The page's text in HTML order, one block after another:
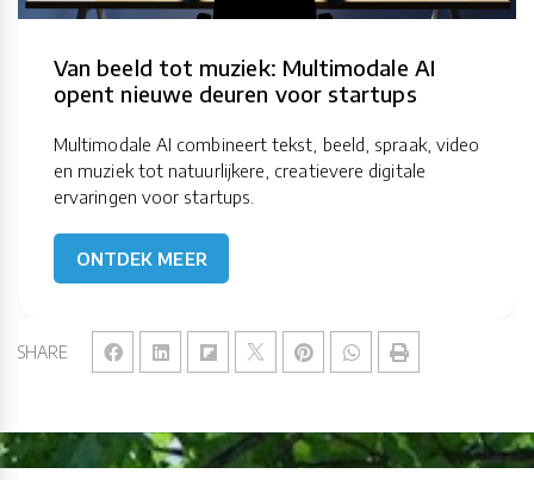
SHARE
Van beeld tot muziek: Multimodale AI
opent nieuwe deuren voor startups
Multimodale AI combineert tekst, beeld, spraak, video
en muziek tot natuurlijkere, creatievere digitale
ervaringen voor startups.
ONTDEK MEER